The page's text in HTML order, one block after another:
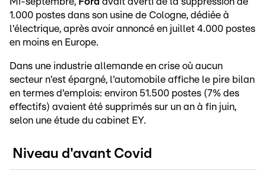
1.000 postes dans son usine de Cologne, dédiée à
l'électrique, après avoir annoncé en juillet 4.000 postes
en moins en Europe.
Dans une industrie allemande en crise où aucun
secteur n'est épargné, l'automobile affiche le pire bilan
en termes d'emplois: environ 51.500 postes (7% des
effectifs) avaient été supprimés sur un an à fin juin,
selon une étude du cabinet EY.
Niveau d'avant Covid